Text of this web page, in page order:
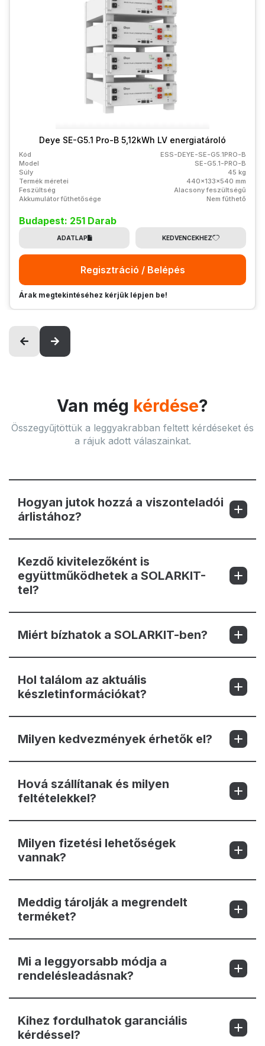
Deye SE-G5.1 Pro-B 5,12kWh LV energiatároló
Kód
ESS-DEYE-SE-G5.1PRO-B
Model
SE-G5.1-PRO-B
Súly
45 kg
Termék méretei
440x133x540 mm
Feszültség
Alacsony feszültségű
Akkumulátor fűthetősége
Nem fűthető
Budapest: 251 Darab
ADATLAP KEDVENCEKHEZ
Regisztráció / Belépés
Árak megtekintéséhez kérjük lépjen be!
Van még kérdése?
Összegyűjtöttük a leggyakrabban feltett kérdéseket és
a rájuk adott válaszainkat.
Hogyan jutok hozzá a viszonteladói
árlistához?
Kezdő kivitelezőként is
együttműködhetek a SOLARKIT-
tel?
Miért bízhatok a SOLARKIT-ben?
Hol találom az aktuális
készletinformációkat?
Milyen kedvezmények érhetők el?
Hová szállítanak és milyen
feltételekkel?
Milyen fizetési lehetőségek
vannak?
Meddig tárolják a megrendelt
terméket?
Mi a leggyorsabb módja a
rendelésleadásnak?
Kihez fordulhatok garanciális
kérdéssel?